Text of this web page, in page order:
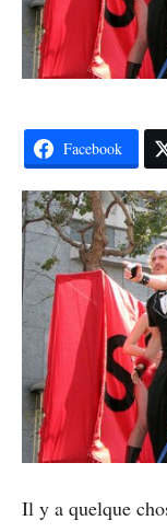
Facebook
Il y a quelque